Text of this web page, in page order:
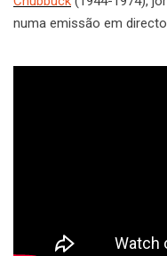
numa emissão em